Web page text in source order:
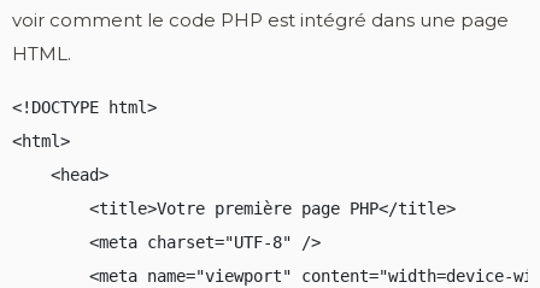
voir comment le code PHP est intégré dans une page
HTML.
<!DOCTYPE html>
<html>
    <head>
        <title>Votre première page PHP</title>
        <meta charset="UTF-8" />
<meta name="viewport" content="width=device-